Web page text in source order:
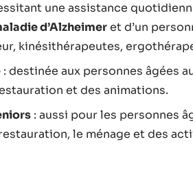
une assistance
d’Alzheimeret d’un
kinésithérapeutes,
: destinée aux personnes âgées
et des animations.
: aussi pour les personnes
le ménage et des